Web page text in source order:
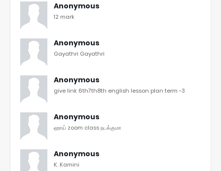
Anonymous
12 mark
Anonymous
Gayathri Gayathri
Anonymous
give link 6th7th8th english lesson plan term -3
Anonymous
ஹாய் zoom class நடக்குமா
Anonymous
K. Kamini